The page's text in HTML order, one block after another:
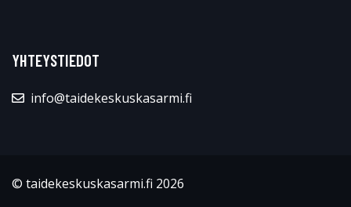
YHTEYSTIEDOT
info@taidekeskuskasarmi.fi
© taidekeskuskasarmi.fi 2026